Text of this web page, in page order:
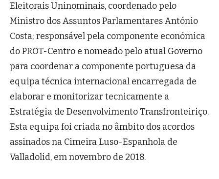
Eleitorais Uninominais, coordenado pelo
Ministro dos Assuntos Parlamentares António
Costa; responsável pela componente económica
do PROT-Centro e nomeado pelo atual Governo
para coordenar a componente portuguesa da
equipa técnica internacional encarregada de
elaborar e monitorizar tecnicamente a
Estratégia de Desenvolvimento Transfronteiriço.
Esta equipa foi criada no âmbito dos acordos
assinados na Cimeira Luso-Espanhola de
Valladolid, em novembro de 2018.